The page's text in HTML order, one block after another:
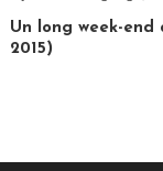
Un long week-
2015)